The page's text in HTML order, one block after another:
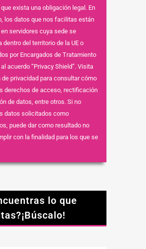
exista una obligación legal. En
los datos que nos facilitas están
servidores cuya sede se
dentro del territorio de la UE o
por Encargados de Tratamiento
acuerdo “Privacy Shield”. Visita
de privacidad para consultar cómo
derechos de acceso, rectificación
de datos, entre otros. Si no
datos solicitados como
puede dar como resultado no
con la finalidad para los que se
lo que